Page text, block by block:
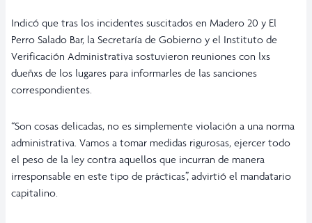
Indicó que tras los incidentes suscitados en Madero 20 y El
Perro Salado Bar, la Secretaría de Gobierno y el Instituto de
Verificación Administrativa sostuvieron reuniones con lxs
dueñxs de los lugares para informarles de las sanciones
correspondientes.
“Son cosas delicadas, no es simplemente violación a una norma
administrativa. Vamos a tomar medidas rigurosas, ejercer todo
el peso de la ley contra aquellos que incurran de manera
irresponsable en este tipo de prácticas”, advirtió el mandatario
capitalino.